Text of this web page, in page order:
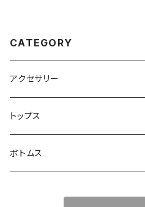
CATEGORY
アクセサリー
バック
キャップ
トップス
アウター
ボトムス